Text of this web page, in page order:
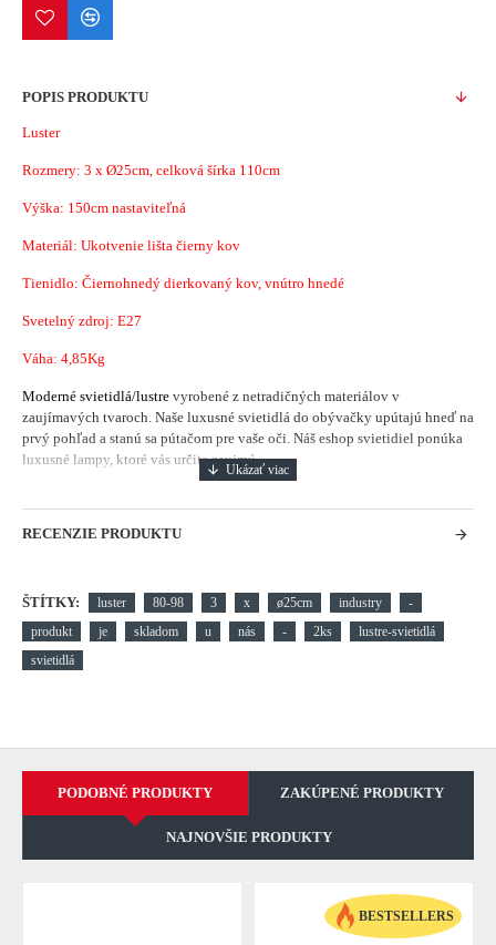
POPIS PRODUKTU
Luster
Rozmery: 3 x Ø25cm, celková šírka 110cm
Výška: 150cm nastaviteľná
Materiál: Ukotvenie lišta čierny kov
Tienidlo: Čiernohnedý dierkovaný kov, vnútro hnedé
Svetelný zdroj: E27
Váha: 4,85Kg
Moderné svietidlá/lustre vyrobené z netradičných materiálov v
zaujímavých tvaroch. Naše luxusné svietidlá do obývačky upútajú hneď na
prvý pohľad a stanú sa pútačom pre vaše oči. Náš eshop svietidiel ponúka
luxusné lampy, ktoré vás určite zaujmú.
RECENZIE PRODUKTU
ŠTÍTKY: luster 80-98 3 x ø25cm industry
-
produkt
je skladom u nás - 2ks
lustre-svietidlá
svietidlá
PODOBNÉ PRODUKTY ZAKÚPENÉ PRODUKTY
NAJNOVŠIE PRODUKTY
BESTSELLERS